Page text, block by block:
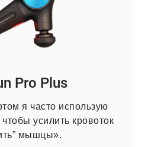
Pro Plus
я часто использую
усилить кровоток
мышцы».